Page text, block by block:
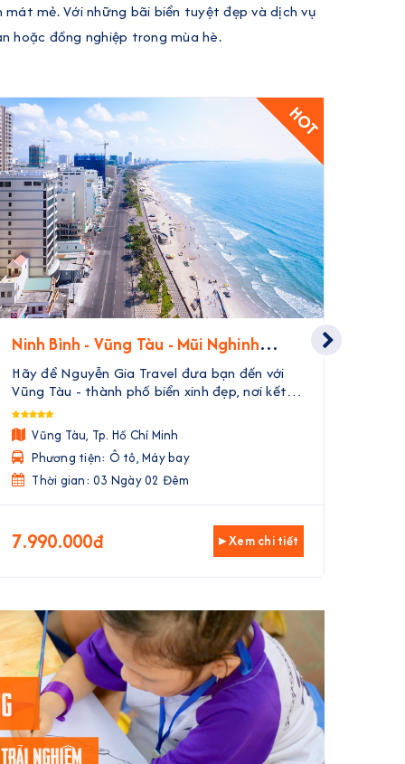
mẻ. Với những bãi biển tuyệt đẹp và dịch vụ
hoặc đồng nghiệp trong mùa hè.
HOT
Ninh Bình - Vũng Tàu - Mũi Nghinh
Phong | 3 Ngày 2 Đêm
Hãy để Nguyễn Gia Travel đưa bạn đến với
Vũng Tàu - thành phố biển xinh đẹp, nơi kết
hợp hài hòa giữa nét hiện đại và vẻ đẹp cổ
kính. Trong 3 ngày 2 đêm, bạn sẽ được tận
hưởng không khí trong lành củ ...
Vũng Tàu, Tp. Hồ Chí Minh
Phương tiện: Ô tô, Máy bay
Thời gian: 03 Ngày 02 Đêm
7.990.000đ ▸ Xem chi tiết